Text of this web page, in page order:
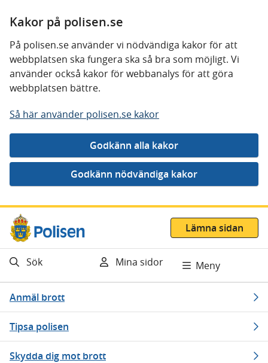
Kakor på polisen.se
På polisen.se använder vi nödvändiga kakor för att
webbplatsen ska fungera ska så bra som möjligt. Vi
använder också kakor för webbanalys för att göra
webbplatsen bättre.
Så här använder polisen.se kakor
Gå direkt till innehåll
Lämna sidan
Sök Mina sidor Meny
Anmäl brott
Tipsa polisen
Skydda dig mot brott